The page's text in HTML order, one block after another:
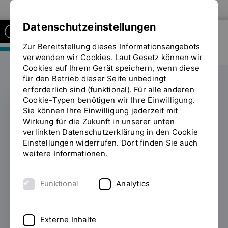
FAKULTÄT MASCHINENBAU
„DRINK-VOLUTION“
am Goethe-
Gymnasium: Wenn
Flaschenöffner die
Wissenschaft
revolutionieren
Datenschutzeinstellungen
Zur Bereitstellung dieses Informationsangebots
verwenden wir Cookies. Laut Gesetz können wir
Cookies auf Ihrem Gerät speichern, wenn diese
für den Betrieb dieser Seite unbedingt
erforderlich sind (funktional). Für alle anderen
Cookie-Typen benötigen wir Ihre Einwilligung.
Sie können Ihre Einwilligung jederzeit mit
Wirkung für die Zukunft in unserer unten
verlinkten Datenschutzerklärung in den Cookie
Einstellungen widerrufen. Dort finden Sie auch
weitere Informationen.
Funktional Analytics
Externe Inhalte